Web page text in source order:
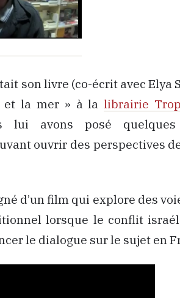
son livre (co-écrit avec Elya
et la mer » à lalibrairie
lui avons posé
ouvrir des perspectives
d’un film qui explore des
lorsque le conflit
le dialogue sur le sujet en